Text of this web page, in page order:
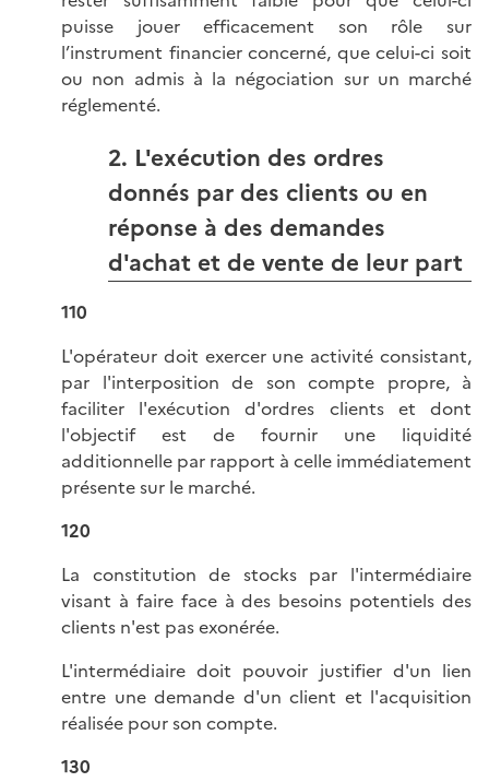
puisse jouer efficacement son rôle sur
l’instrument financier concerné, que celui-ci soit
ou non admis à la négociation sur un marché
réglementé.
2. L'exécution des ordres
donnés par des clients ou en
réponse à des demandes
d'achat et de vente de leur part
110
L'opérateur doit exercer une activité consistant,
par l'interposition de son compte propre, à
faciliter l'exécution d'ordres clients et dont
l'objectif est de fournir une liquidité
additionnelle par rapport à celle immédiatement
présente sur le marché.
120
La constitution de stocks par l'intermédiaire
visant à faire face à des besoins potentiels des
clients n'est pas exonérée.
L'intermédiaire doit pouvoir justifier d'un lien
entre une demande d'un client et l'acquisition
réalisée pour son compte.
130